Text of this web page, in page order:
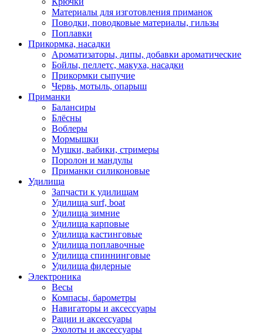
Материалы для изготовления приманок
Поводки, поводковые материалы, гильзы
Поплавки
Прикормка, насадки
Ароматизаторы, дипы, добавки ароматические
Бойлы, пеллетс, макуха, насадки
Прикормки сыпучие
Червь, мотыль, опарыш
Приманки
Балансиры
Блёсны
Воблеры
Мормышки
Мушки, вабики, стримеры
Поролон и мандулы
Приманки силиконовые
Удилища
Запчасти к удилищам
Удилища surf, boat
Удилища зимние
Удилища карповые
Удилища кастинговые
Удилища поплавочные
Удилища спиннинговые
Удилища фидерные
Электроника
Весы
Компасы, барометры
Навигаторы и аксессуары
Рации и аксессуары
Эхолоты и аксессуары